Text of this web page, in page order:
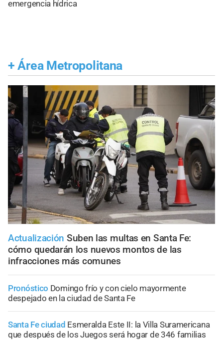
emergencia hídrica
+ Área Metropolitana
Actualización Suben las multas en Santa Fe:
cómo quedarán los nuevos montos de las
infracciones más comunes
Pronóstico Domingo frío y con cielo mayormente
despejado en la ciudad de Santa Fe
Santa Fe ciudad Esmeralda Este II: la Villa Suramericana
que después de los Juegos será hogar de 346 familias